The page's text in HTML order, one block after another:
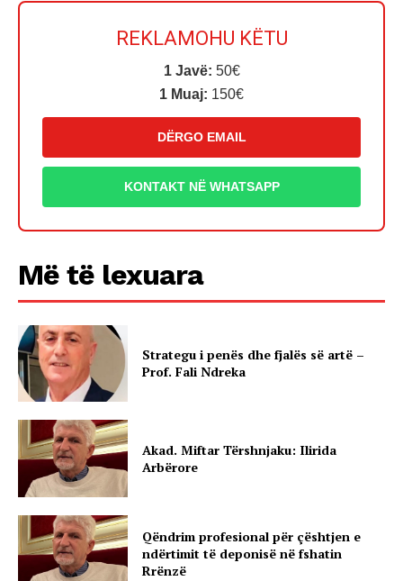
REKLAMOHU KËTU
1 Javë: 50€
1 Muaj: 150€
DËRGO EMAIL
KONTAKT NË WHATSAPP
Më të lexuara
Strategu i penës dhe fjalës së artë –
Prof. Fali Ndreka
Akad. Miftar Tërshnjaku: Ilirida
Arbërore
Qëndrim profesional për çështjen e
ndërtimit të deponisë në fshatin
Rrënzë